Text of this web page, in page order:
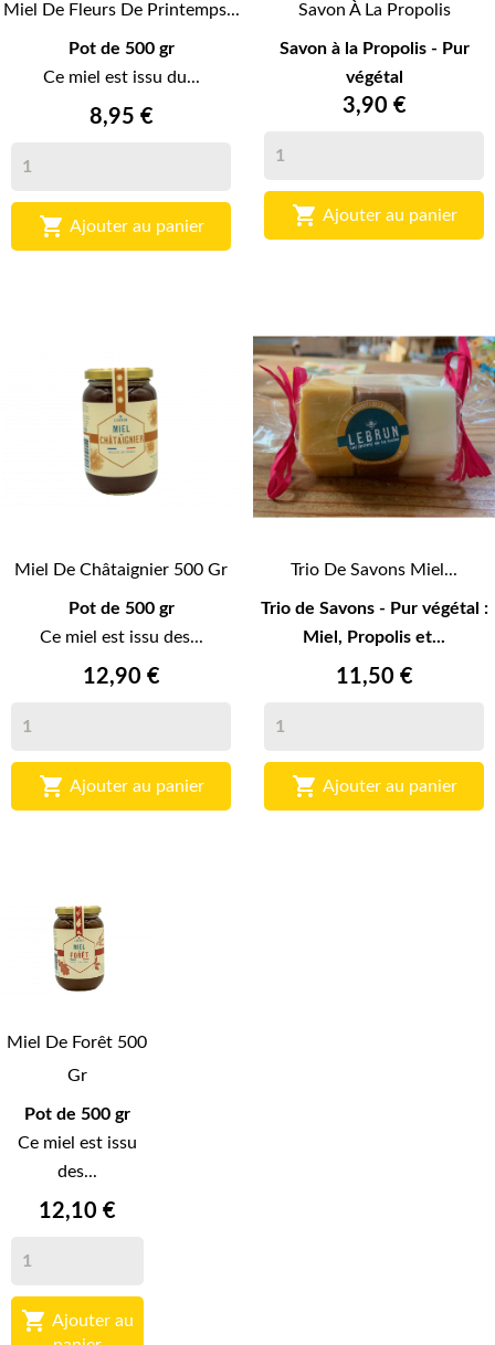
Miel De Fleurs De Printemps...
Pot de 500 gr
Ce miel est issu du...
8,95 €
 Ajouter au panier
Savon À La Propolis
Savon à la Propolis - Pur
végétal
3,90 €
 Ajouter au panier
Miel De Châtaignier 500 Gr
Pot de 500 gr
Ce miel est issu des...
12,90 €
 Ajouter au panier
Trio De Savons Miel...
Trio de Savons - Pur végétal :
Miel, Propolis et...
11,50 €
 Ajouter au panier
Miel De Forêt 500
Gr
Pot de 500 gr
Ce miel est issu
des...
12,10 €
